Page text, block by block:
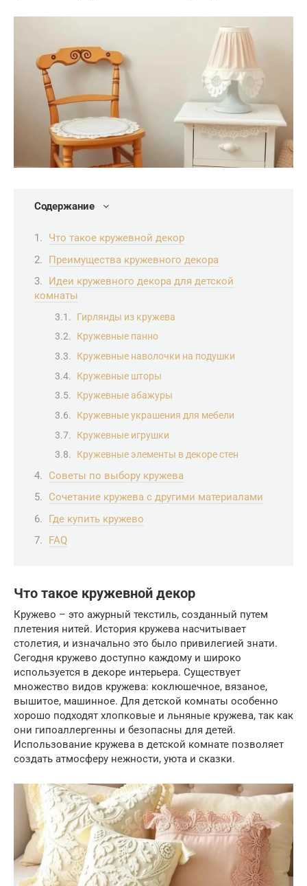
Содержание
Что такое кружевной декор
Преимущества кружевного декора
Идеи кружевного декора для детской
комнаты
Гирлянды из кружева
Кружевные панно
Кружевные наволочки на подушки
Кружевные шторы
Кружевные абажуры
Кружевные украшения для мебели
Кружевные игрушки
Кружевные элементы в декоре стен
Советы по выбору кружева
Сочетание кружева с другими материалами
Где купить кружево
FAQ
Что такое кружевной декор
Кружево – это ажурный текстиль, созданный путем
плетения нитей. История кружева насчитывает
столетия, и изначально это было привилегией знати.
Сегодня кружево доступно каждому и широко
используется в декоре интерьера. Существует
множество видов кружева: коклюшечное, вязаное,
вышитое, машинное. Для детской комнаты особенно
хорошо подходят хлопковые и льняные кружева, так как
они гипоаллергенны и безопасны для детей.
Использование кружева в детской комнате позволяет
создать атмосферу нежности, уюта и сказки.